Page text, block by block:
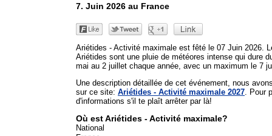
7. Juin 2026 au France
Ariétides - Activité maximale est fêté le 07 Juin 2026.
Ariétides sont une pluie de météores intense qui dure
mai au 2 juillet chaque année, avec un maximum le 7
Une description détaillée de cet événement, nous
sur ce site: Ariétides - Activité maximale 2027 . Pour
d'informations s'il te plaît arrêter par là!
Où est Ariétides - Activité maximale?
National